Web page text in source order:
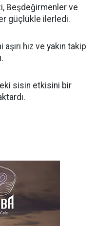
Beşdeğirmenler ve
güçlükle ilerledi.
hız ve yakın takip
sisin etkisini bir